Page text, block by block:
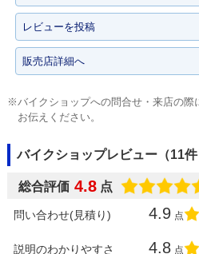
レビューを投稿
販売店詳細へ
※バイクショップへの問合せ・来店の際
お伝えください。
バイクショップレビュー（11件
総合評価 4.8 点
問い合わせ(見積り) 4.9 点
説明のわかりやすさ 4.8 点